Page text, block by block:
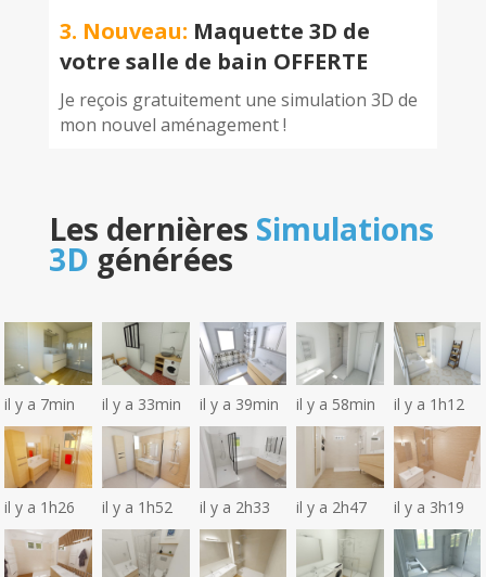
3. Nouveau: Maquette 3D de
votre salle de bain OFFERTE
Je reçois gratuitement une simulation 3D de
mon nouvel aménagement !
Les dernières Simulations
3D générées
il y a 7min il y a 33min il y a 39min il y a 58min il y a 1h12
il y a 1h26 il y a 1h52 il y a 2h33 il y a 2h47 il y a 3h19